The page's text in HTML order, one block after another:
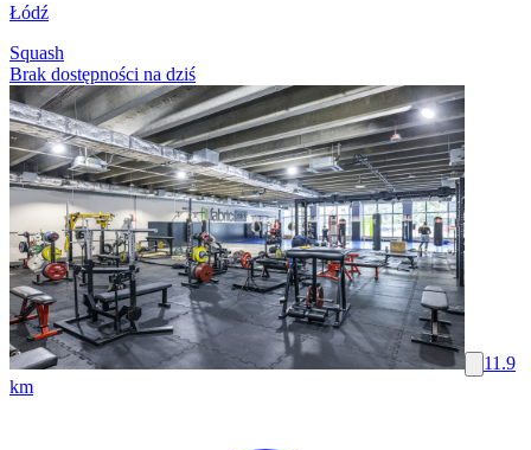
Łódź
Squash
Brak dostępności na dziś
11.9
km